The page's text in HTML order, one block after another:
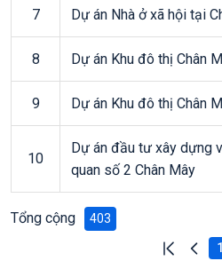
7 Dự án Nhà ở xã hội tại
8 Dự án Khu đô thị Chân
9 Dự án Khu đô thị Chân
10
Dự án đầu tư xây dựng
quan số 2 Chân Mây
Tổng cộng 403
1